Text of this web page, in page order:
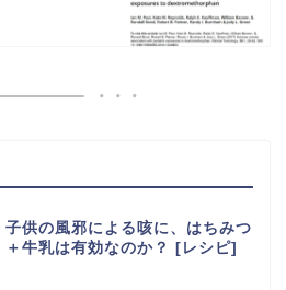
子供の風邪による咳に、はちみつ
＋牛乳は有効なのか？ [レシピ]